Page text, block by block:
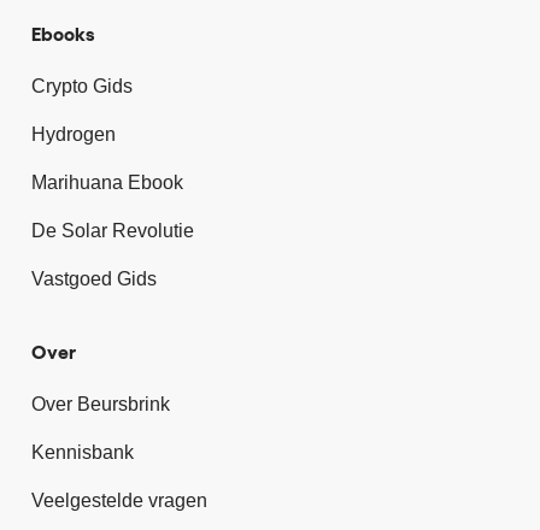
Ebooks
Crypto Gids
Hydrogen
Marihuana Ebook
De Solar Revolutie
Vastgoed Gids
Over
Over Beursbrink
Kennisbank
Veelgestelde vragen